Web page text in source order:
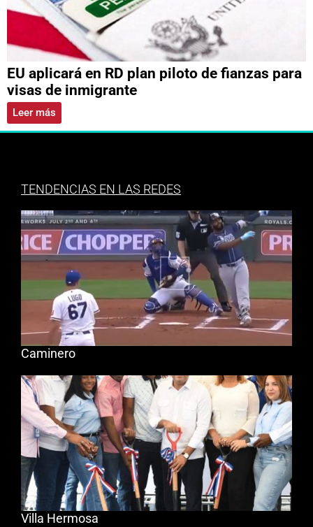
EU aplicará en RD plan piloto de fianzas para
visas de inmigrante
Leer más
TENDENCIAS EN LAS REDES
Caminero
Villa Hermosa